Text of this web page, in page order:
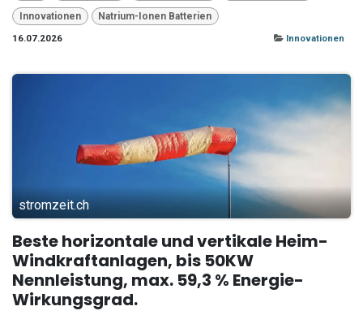
Innovationen
Natrium-Ionen Batterien
16.07.2026
Innovationen
stromzeit.ch
Beste horizontale und vertikale Heim-
Windkraftanlagen, bis 50KW
Nennleistung, max. 59,3 % Energie-
Wirkungsgrad.